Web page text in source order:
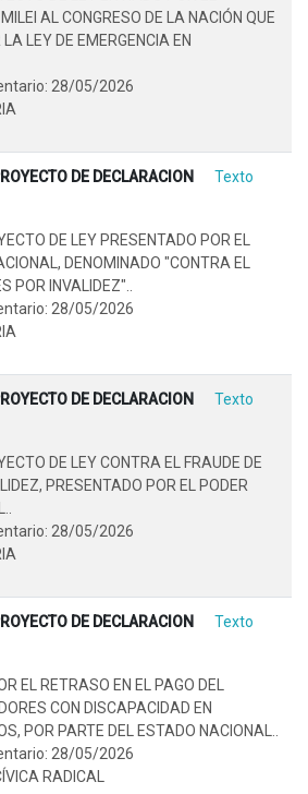
AL CONGRESO DE LA NACIÓN QUE
LEY DE EMERGENCIA EN
28/05/2026
DE DECLARACION
Texto
DE LEY PRESENTADO POR EL
DENOMINADO "CONTRA EL
POR INVALIDEZ"..
28/05/2026
DE DECLARACION
Texto
DE LEY CONTRA EL FRAUDE DE
PRESENTADO POR EL PODER
28/05/2026
DE DECLARACION
Texto
EL RETRASO EN EL PAGO DEL
CON DISCAPACIDAD EN
POR PARTE DEL ESTADO NACIONAL..
28/05/2026
RADICAL